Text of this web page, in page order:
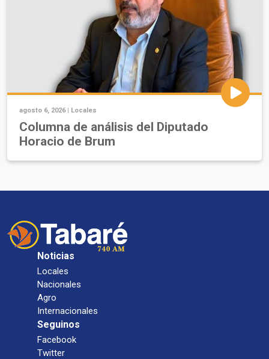
agosto 6, 2026 | Locales
Columna de análisis del Diputado
Horacio de Brum
Noticias
Locales
Nacionales
Agro
Internacionales
Seguinos
Facebook
Twitter